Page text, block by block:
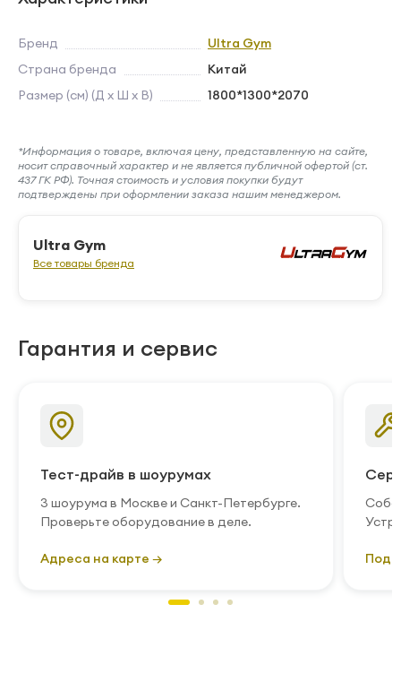
Бренд
Ultra Gym
Страна бренда
Китай
Размер (см) (Д х Ш х В)
1800*1300*2070
*Информация о товаре, включая цену, представленную на сайте,
носит справочный характер и не является публичной офертой (ст.
437 ГК РФ). Точная стоимость и условия покупки будут
подтверждены при оформлении заказа нашим менеджером.
Ultra Gym
Все товары бренда
Гарантия и сервис
Тест-драйв в шоурумах
3 шоурума в Москве и Санкт-Петербурге.
Проверьте оборудование в деле.
Адреса на карте →